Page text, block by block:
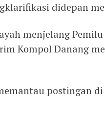
didepan
menjelang Pemilu
Kompol Danang
postingan di